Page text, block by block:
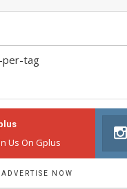
tag
Us On Gplus
ADVERTISE NOW